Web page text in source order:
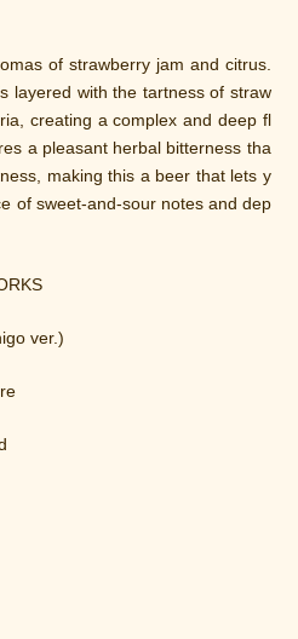
of strawberry jam and citrus.
layered with the tartness of straw
creating a complex and deep fl
a pleasant herbal bitterness tha
making this a beer that lets y
of sweet-and-sour notes and dep
ver.)